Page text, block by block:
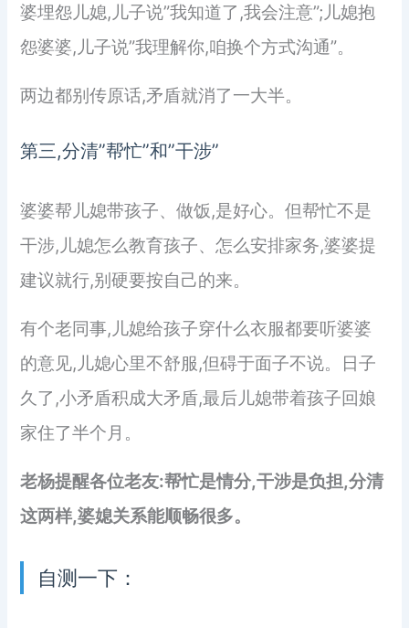
婆埋怨儿媳,儿子说”我知道了,我会注意”;儿媳抱
怨婆婆,儿子说”我理解你,咱换个方式沟通”。
两边都别传原话,矛盾就消了一大半。
第三,分清”帮忙”和”干涉”
婆婆帮儿媳带孩子、做饭,是好心。但帮忙不是
干涉,儿媳怎么教育孩子、怎么安排家务,婆婆提
建议就行,别硬要按自己的来。
有个老同事,儿媳给孩子穿什么衣服都要听婆婆
的意见,儿媳心里不舒服,但碍于面子不说。日子
久了,小矛盾积成大矛盾,最后儿媳带着孩子回娘
家住了半个月。
老杨提醒各位老友:帮忙是情分,干涉是负担,分清
这两样,婆媳关系能顺畅很多。
自测一下：